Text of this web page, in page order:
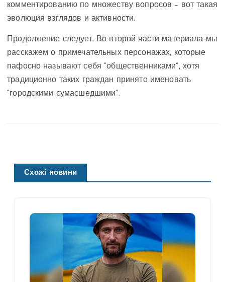
комментированию по множеству вопросов – вот такая
эволюция взглядов и активности.
Продолжение следует. Во второй части материала мы
расскажем о примечательных персонажах, которые
пафосно называют себя “общественниками”, хотя
традиционно таких граждан принято именовать
“городскими сумасшедшими”.
Схожі новини